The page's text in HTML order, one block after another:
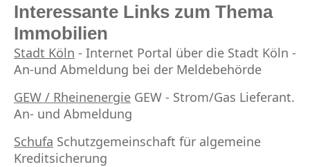
Interessante Links zum Thema
Immobilien
Stadt Köln - Internet Portal über die Stadt Köln -
An-und Abmeldung bei der Meldebehörde
GEW / Rheinenergie GEW - Strom/Gas Lieferant.
An- und Abmeldung
Schufa Schutzgemeinschaft für algemeine
Kreditsicherung